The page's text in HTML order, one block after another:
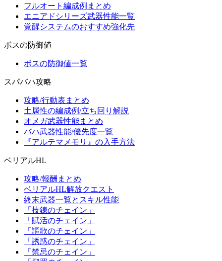
フルオート編成例まとめ
エニアドシリーズ武器性能一覧
覚醒システムのおすすめ強化先
ボスの防御値
ボスの防御値一覧
スパバハ攻略
攻略/行動表まとめ
土属性の編成例/立ち回り解説
オメガ武器性能まとめ
バハ武器性能/優先度一覧
『アルテマメモリ』の入手方法
ベリアルHL
攻略/報酬まとめ
ベリアルHL解放クエスト
終末武器一覧とスキル性能
「技錬のチェイン」
「賦活のチェイン」
「謳歌のチェイン」
「誘惑のチェイン」
「禁忌のチェイン」